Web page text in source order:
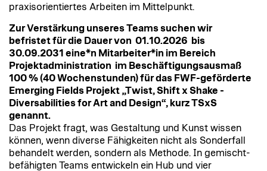
praxisorientiertes Arbeiten im Mittelpunkt.
Zur Verstärkung unseres Teams suchen wir
befristet für die Dauer von 01.10.2026 bis
30.09.2031 eine*n Mitarbeiter*in im Bereich
Projektadministration im Beschäftigungsausmaß
100 % (40 Wochenstunden) für das FWF-geförderte
Emerging Fields Projekt „Twist, Shift x Shake -
Diversabilities for Art and Design“, kurz TSxS
genannt.
Das Projekt fragt, was Gestaltung und Kunst wissen
können, wenn diverse Fähigkeiten nicht als Sonderfall
behandelt werden, sondern als Methode. In gemischt-
befähigten Teams entwickeln ein Hub und vier